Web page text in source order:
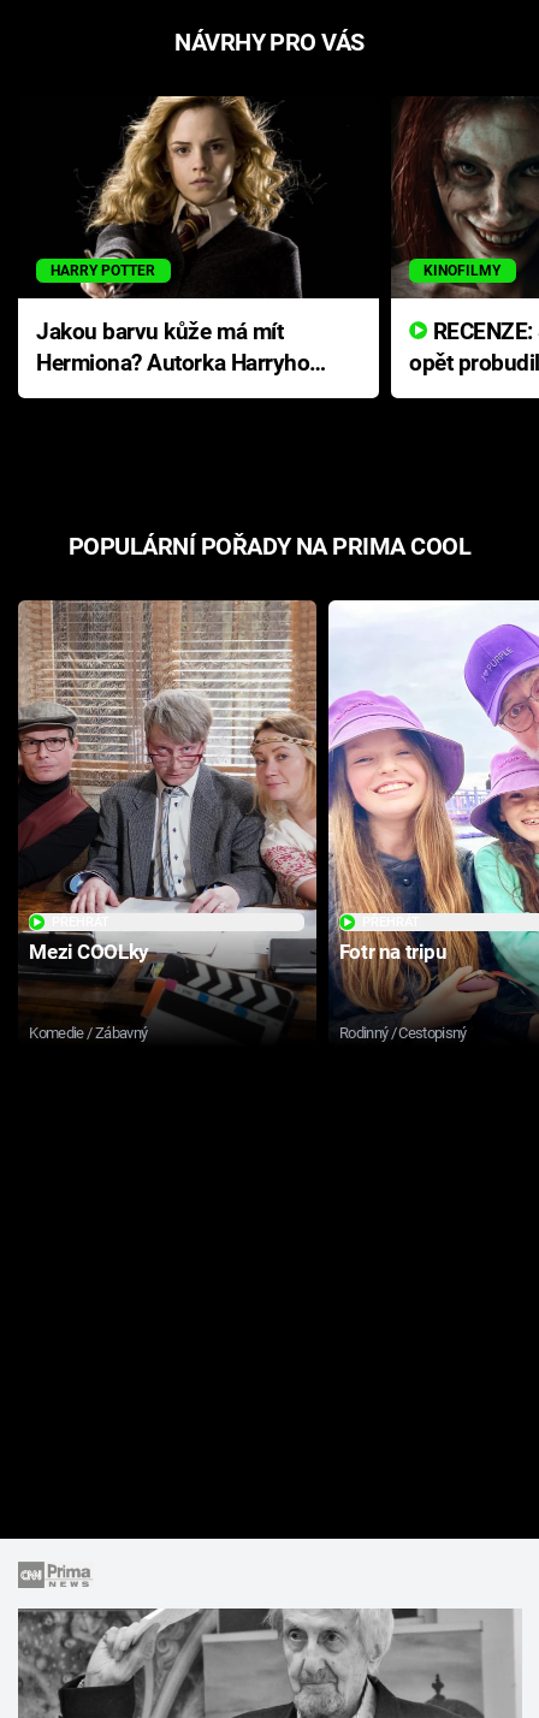
NÁVRHY PRO VÁS
HARRY POTTER
Jakou barvu kůže má mít
Hermiona? Autorka Harryho
Pottera přišla s ráznou
KINOFILMY
opět
přichází s
POPULÁRNÍ POŘADY NA PRIMA COOL
Mezi COOLky
Komedie / Zábavný
Fotr na tripu
Rodinný / Cestopisný